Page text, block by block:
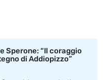
Sperone: “Il coraggio
di Addiopizzo”